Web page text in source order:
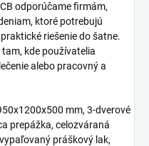
odporúčame firmám,
ktoré potrebujú
riešenie do šatne.
kde používatelia
alebo pracovný a
mm, 3-dverové
prepážka, celozváraná
práškový lak,